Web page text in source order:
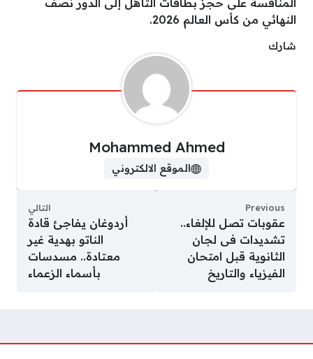
المنافسة على حجز بطاقات التأهل إلى الدور نصف
النهائي من كأس العالم 2026.
شارك
Mohammed Ahmed
الموقع الالكتروني
Previous
عقوبات تصل للإلغاء..
تشديدات فى لجان
الثانوية قبل امتحان
الفيزياء والتاريخ
التالي
أردوغان يفاجئ قادة
الناتو بهدية غير
معتادة.. مسدسات
بأسماء الزعماء